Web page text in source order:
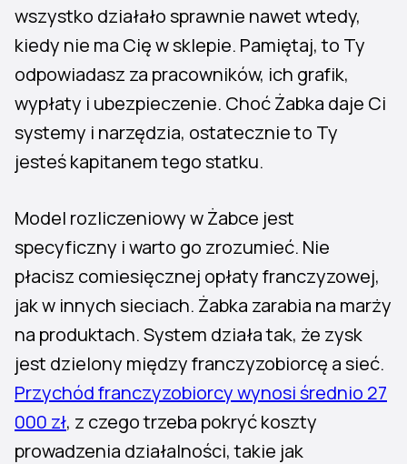
wszystko działało sprawnie nawet wtedy,
kiedy nie ma Cię w sklepie. Pamiętaj, to Ty
odpowiadasz za pracowników, ich grafik,
wypłaty i ubezpieczenie. Choć Żabka daje Ci
systemy i narzędzia, ostatecznie to Ty
jesteś kapitanem tego statku.
Model rozliczeniowy w Żabce jest
specyficzny i warto go zrozumieć. Nie
płacisz comiesięcznej opłaty franczyzowej,
jak w innych sieciach. Żabka zarabia na marży
na produktach. System działa tak, że zysk
jest dzielony między franczyzobiorcę a sieć.
Przychód franczyzobiorcy wynosi średnio 27
000 zł, z czego trzeba pokryć koszty
prowadzenia działalności, takie jak